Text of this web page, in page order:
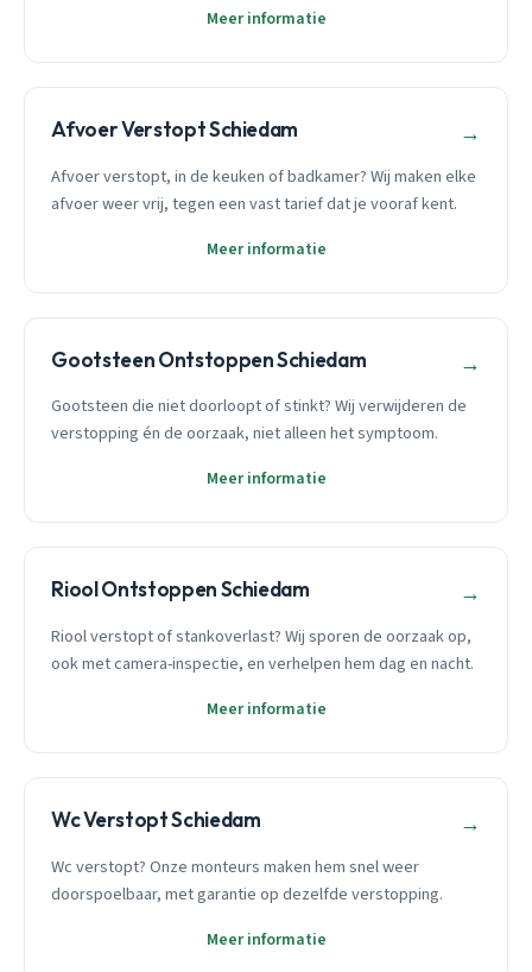
Meer informatie
Afvoer Verstopt Schiedam →
Afvoer verstopt, in de keuken of badkamer? Wij maken elke
afvoer weer vrij, tegen een vast tarief dat je vooraf kent.
Meer informatie
Gootsteen Ontstoppen Schiedam →
Gootsteen die niet doorloopt of stinkt? Wij verwijderen de
verstopping én de oorzaak, niet alleen het symptoom.
Meer informatie
Riool Ontstoppen Schiedam →
Riool verstopt of stankoverlast? Wij sporen de oorzaak op,
ook met camera-inspectie, en verhelpen hem dag en nacht.
Meer informatie
Wc Verstopt Schiedam →
Wc verstopt? Onze monteurs maken hem snel weer
doorspoelbaar, met garantie op dezelfde verstopping.
Meer informatie